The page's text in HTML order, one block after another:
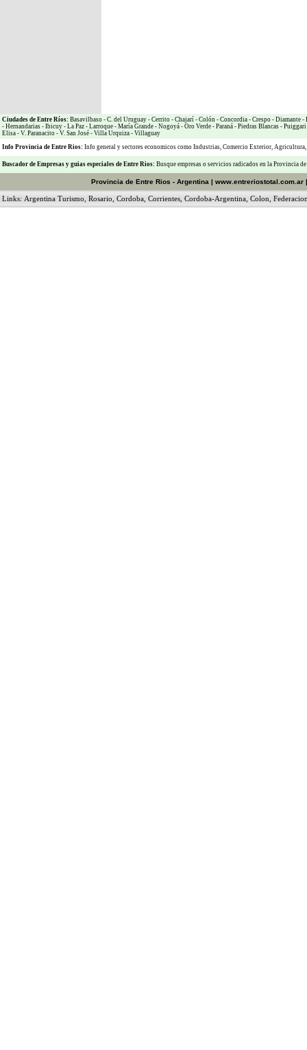
Ciudades de Entre Ríos: Basavilbaso - C. del Uruguay - Cerrito - Chajarí - Colón - Concordia - Crespo - Diamante -
- Hernandarias - Ibicuy - La Paz - Larroque - María Grande - Nogoyá - Oro Verde - Paraná - Piedras Blancas - Puiggari
Elisa - V. Paranacito - V. San José - Villa Urquiza - Villaguay
Info Provincia de Entre Rios: Info general y sectores economicos como Industrias, Comercio Exterior, Agricultura,
Buscador de Empresas y guias especiales de Entre Rios: Busque empresas o servicios radicados en la Provincia
Provincia de Entre Rios - Argentina | www.entreriostotal.com.ar
Links: Argentina Turismo Rosario Cordoba Corrientes Cordoba-Argentina Colon